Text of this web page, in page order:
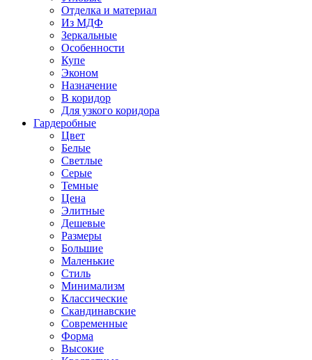
Отделка и материал
Из МДФ
Зеркальные
Особенности
Купе
Эконом
Назначение
В коридор
Для узкого коридора
Гардеробные
Цвет
Белые
Светлые
Серые
Темные
Цена
Элитные
Дешевые
Размеры
Большие
Маленькие
Стиль
Минимализм
Классические
Скандинавские
Современные
Форма
Высокие